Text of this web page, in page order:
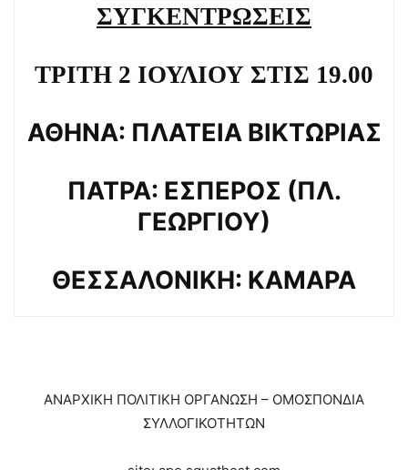
ΣΥΓΚΕΝΤΡΩΣΕΙΣ
ΤΡΙΤΗ 2 ΙΟΥΛΙΟΥ ΣΤΙΣ 19.00
ΑΘΗΝΑ: ΠΛΑΤΕΙΑ ΒΙΚΤΩΡΙΑΣ
ΠΑΤΡΑ: ΕΣΠΕΡΟΣ (ΠΛ.
ΓΕΩΡΓΙΟΥ)
ΘΕΣΣΑΛΟΝΙΚΗ: ΚΑΜΑΡΑ
ΑΝΑΡΧΙΚΗ ΠΟΛΙΤΙΚΗ ΟΡΓΑΝΩΣΗ – ΟΜΟΣΠΟΝΔΙΑ
ΣΥΛΛΟΓΙΚΟΤΗΤΩΝ